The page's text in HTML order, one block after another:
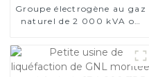
Groupe électrogène au gaz
naturel de 2 000 kVA ou